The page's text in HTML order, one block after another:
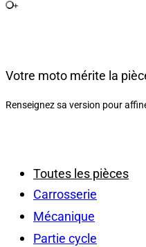
+
Votre moto mérite la
Renseignez sa version pour
Toutes les pièces
Carrosserie
Mécanique
Partie cycle